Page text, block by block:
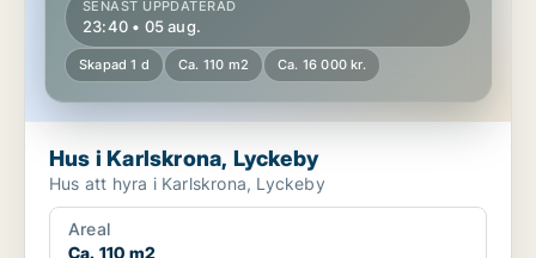
SENAST UPPDATERAD
23:40 • 05 aug.
Skapad 1 d Ca. 110 m2 Ca. 16 000 kr.
Hus i Karlskrona, Lyckeby
Hus att hyra i Karlskrona, Lyckeby
Areal
Ca. 110 m2